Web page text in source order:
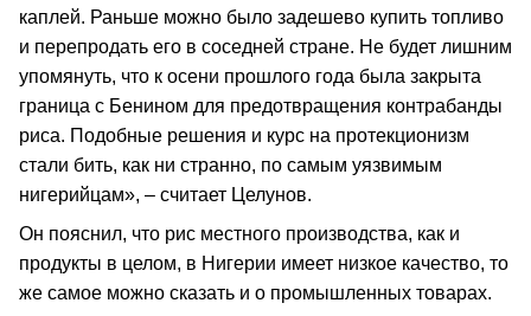
каплей. Раньше можно было задешево купить топливо
и перепродать его в соседней стране. Не будет лишним
упомянуть, что к осени прошлого года была закрыта
граница с Бенином для предотвращения контрабанды
риса. Подобные решения и курс на протекционизм
стали бить, как ни странно, по самым уязвимым
нигерийцам», – считает Целунов.
Он пояснил, что рис местного производства, как и
продукты в целом, в Нигерии имеет низкое качество, то
же самое можно сказать и о промышленных товарах.